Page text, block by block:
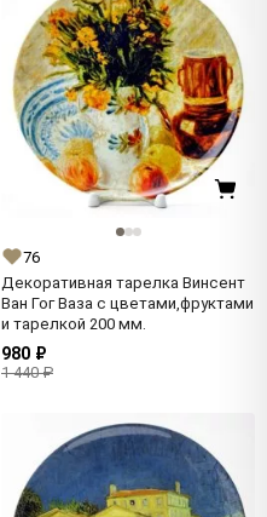
76
Декоративная тарелка Винсент
Ван Гог Ваза с цветами,фруктами
и тарелкой 200 мм.
980 ₽
1 440 ₽